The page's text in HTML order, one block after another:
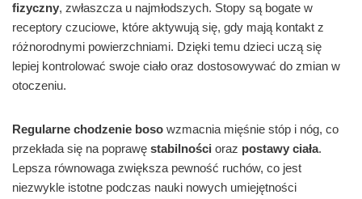
fizyczny, zwłaszcza u najmłodszych. Stopy są bogate w
receptory czuciowe, które aktywują się, gdy mają kontakt z
różnorodnymi powierzchniami. Dzięki temu dzieci uczą się
lepiej kontrolować swoje ciało oraz dostosowywać do zmian w
otoczeniu.
Regularne chodzenie boso wzmacnia mięśnie stóp i nóg, co
przekłada się na poprawę stabilności oraz postawy ciała.
Lepsza równowaga zwiększa pewność ruchów, co jest
niezwykle istotne podczas nauki nowych umiejętności